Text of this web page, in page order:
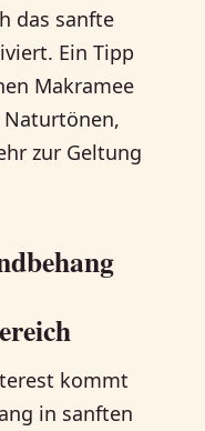
das sanfte
Ein Tipp
Makramee
zur Geltung
kommt
in sanften